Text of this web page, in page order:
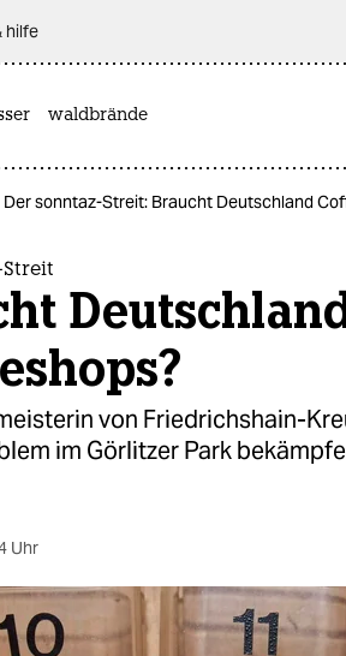
hilfe
waldbrände
Der sonntaz-Streit: Braucht Deutschland
von Friedrichshain-
im Görlitzer Park
Uhr